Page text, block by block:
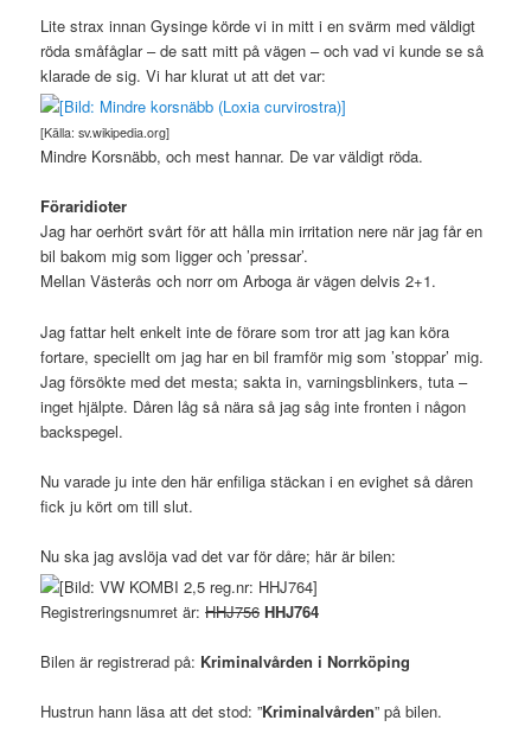
Lite strax innan Gysinge körde vi in mitt i en svärm med väldigt
röda småfåglar – de satt mitt på vägen – och vad vi kunde se så
klarade de sig. Vi har klurat ut att det var:
[Källa: sv.wikipedia.org]
Mindre Korsnäbb, och mest hannar. De var väldigt röda.
Föraridioter
Jag har oerhört svårt för att hålla min irritation nere när jag får en
bil bakom mig som ligger och ’pressar’.
Mellan Västerås och norr om Arboga är vägen delvis 2+1.
Jag fattar helt enkelt inte de förare som tror att jag kan köra
fortare, speciellt om jag har en bil framför mig som ’stoppar’ mig.
Jag försökte med det mesta; sakta in, varningsblinkers, tuta –
inget hjälpte. Dåren låg så nära så jag såg inte fronten i någon
backspegel.
Nu varade ju inte den här enfiliga stäckan i en evighet så dåren
fick ju kört om till slut.
Nu ska jag avslöja vad det var för dåre; här är bilen:
Registreringsnumret är:HHJ756 HHJ764
Bilen är registrerad på: Kriminalvården i Norrköping
Hustrun hann läsa att det stod: ”Kriminalvården” på bilen.